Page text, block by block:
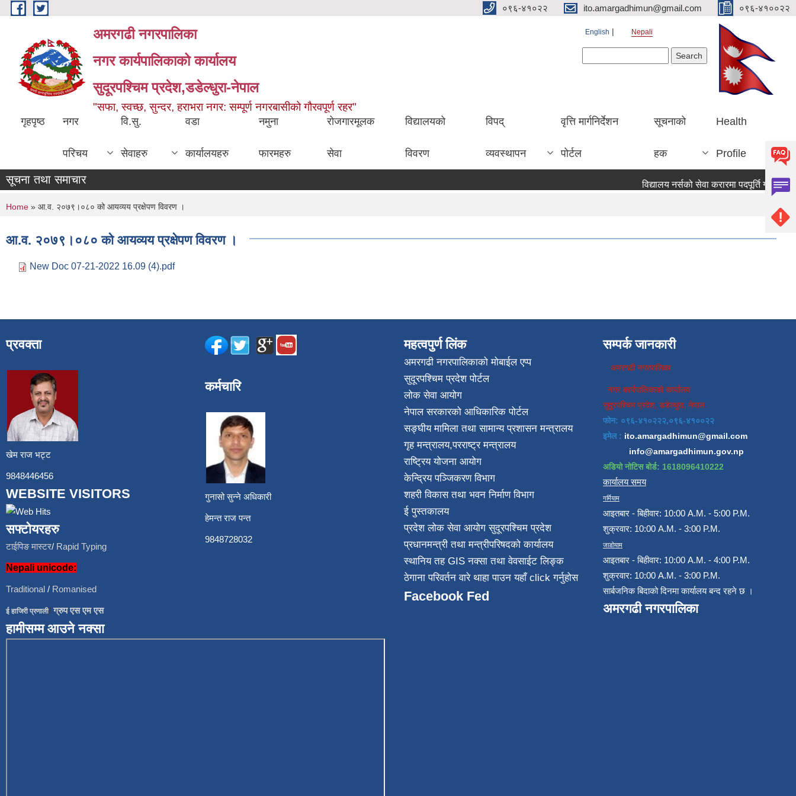
Skip to main content ०९६-४१०२२ ito.amargadhimun@gmail.com ०९६-४१००२२
अमरगढी नगरपालिका
नगर कार्यपालिकाको कार्यालय
सुदूरपश्चिम प्रदेश,डडेल्धुरा-नेपाल
"सफा, स्वच्छ, सुन्दर, हराभरा नगर: सम्पूर्ण नगरबासीको गौरवपूर्ण रहर"
English Nepali
गृहपृष्ठ नगर
परिचय
वि.सु.
सेवाहरु
वडा
कार्यालयहरु
नमुना
फारमहरु
रोजगारमूलक
सेवा
विद्यालयको
विवरण
विपद्
व्यवस्थापन
वृत्ति मार्गनिर्देशन
पोर्टल
सूचनाको
हक
Health
Profile
सूचना तथा समाचार विद्यालय नर्सको सेवा करारमा पदपूर्ति गर्ने
You are here
Home » आ.व. २०७९।०८० को आयव्यय प्रक्षेपण विवरण ।
आ.व. २०७९।०८० को आयव्यय प्रक्षेपण विवरण ।
New Doc 07-21-2022 16.09 (4).pdf
प्रवक्ता
खेम राज भट्ट
9848446456
WEBSITE VISITORS
सफ्टोयरहरु
टाईपिङ मास्टर/ Rapid Typing
Nepali unicode:
Traditional / Romanised
ई हाजिरी प्रणाली/ग्रुप एस एम एस
हामीसम्म आउने नक्सा
कर्मचारि
गुनासो सुन्ने अधिकारी
हेमन्त राज पन्त
9848728032
महत्वपुर्ण लिंक
अमरगढी नगरपालिकाको मोबाईल एप्प
सुदूरपश्चिम प्रदेश पोर्टल
लोक सेवा आयोग
नेपाल सरकारको आधिकारिक पोर्टल
सङ्घीय मामिला तथा सामान्य प्रशासन मन्त्रालय
गृह मन्त्रालय,परराष्ट्र मन्त्रालय
राष्ट्रिय योजना आयोग
केन्द्रिय पञ्जिकरण विभाग
शहरी विकास तथा भवन निर्माण विभाग
ई पुस्तकालय
प्रदेश लोक सेवा आयोग सुदूरपश्चिम प्रदेश
प्रधानमन्त्री तथा मन्त्रीपरिषदको कार्यालय
स्थानिय तह GIS नक्सा तथा वेवसाईट लिङ्क
ठेगाना परिवर्तन वारे थाहा पाउन यहाँ click गर्नुहोस
Facebook Fed
सम्पर्क जानकारी
अमरगढी नगरपालिका
नगर कार्यपालिकाको कार्यालय
सुदुरपश्चिम प्रदेश, डडेल्धुरा, नेपाल
फोन: ०९६-४१०२२२,०९६-४१००२२
इमेल : ito.amargadhimun@gmail.com
info@amargadhimun.gov.np
अडियो नोटिस बोर्ड: 1618096410222
कार्यालय समय
गर्मियाम
आइतबार - बिहीवार: 10:00 A.M. - 5:00 P.M.
शुक्रवार: 10:00 A.M. - 3:00 P.M.
जाडोयाम
आइतबार - बिहीवार: 10:00 A.M. - 4:00 P.M.
शुक्रवार: 10:00 A.M. - 3:00 P.M.
सार्बजनिक बिदाको दिनमा कार्यालय बन्द रहने छ ।
अमरगढी नगरपालिका